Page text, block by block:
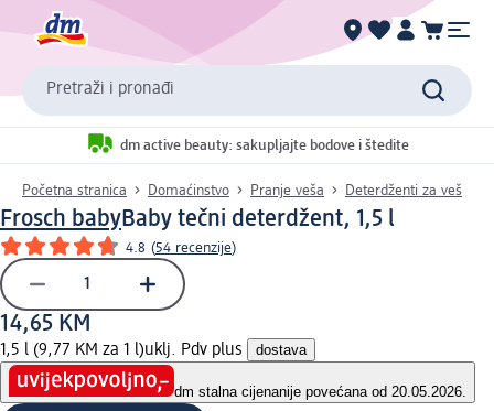
Pretraži i pronađi
dm active beauty: sakupljajte bodove i štedite
Početna stranica Domaćinstvo Pranje veša Deterdženti za veš
Frosch babyBaby tečni deterdžent, 1,5 l
4.8 (54 recenzije)
14,65 KM
1,5 l (9,77 KM za 1 l)uklj. Pdv plus dostava
dm stalna cijenanije povećana od 20.05.2026.